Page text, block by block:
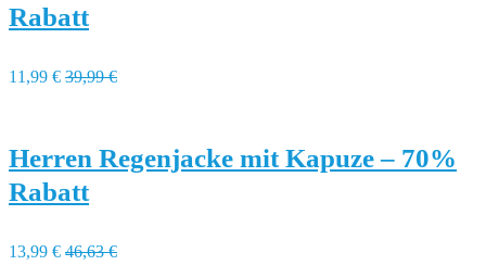
Rabatt
11,99 € 39,99 €
Herren Regenjacke mit Kapuze – 70%
Rabatt
13,99 € 46,63 €